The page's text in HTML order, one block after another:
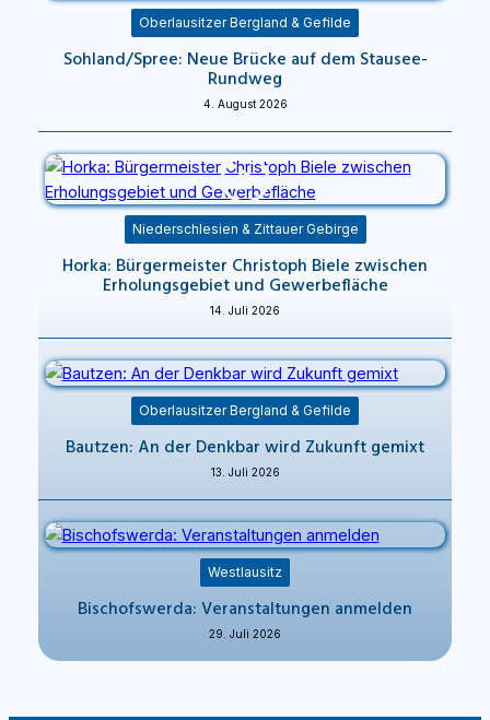
Oberlausitzer Bergland & Gefilde
Sohland/Spree: Neue Brücke auf dem Stausee-
Rundweg
4. August 2026
Niederschlesien & Zittauer Gebirge
Horka: Bürgermeister Christoph Biele zwischen
Erholungsgebiet und Gewerbefläche
14. Juli 2026
Oberlausitzer Bergland & Gefilde
Bautzen: An der Denkbar wird Zukunft gemixt
13. Juli 2026
Westlausitz
Bischofswerda: Veranstaltungen anmelden
29. Juli 2026